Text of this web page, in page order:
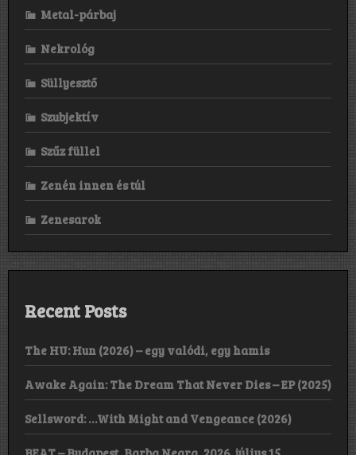
Metal-párbaj
Nekrológ
Süllyesztő
Szubjektív
Szűz füllel
Zenén innen és túl
Zenesarok
Recent Posts
The HU: Hun (2026) – egy valódi, egy hamis
Awake Again: The Dream That Never Dies – EP (2025)
Sellsword: …With Might and Vengeance (2026)